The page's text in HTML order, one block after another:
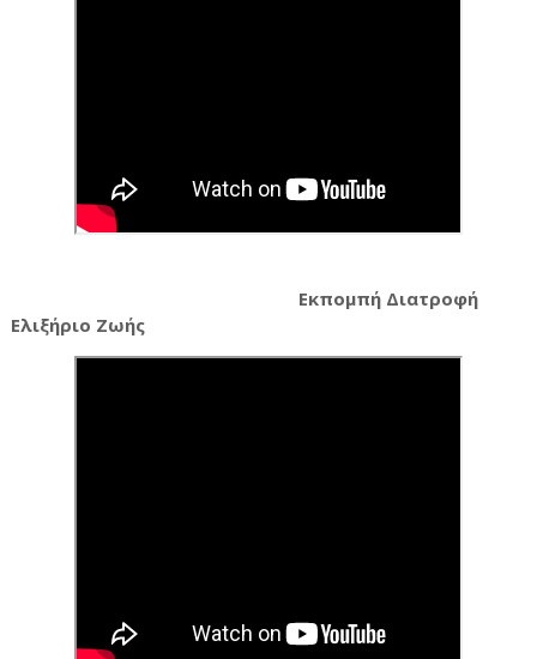
Εκπομπή Διατροφή
Ελιξήριο Ζωής